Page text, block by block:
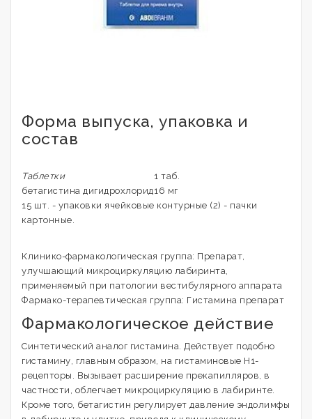
Форма выпуска, упаковка и
состав
Таблетки
1 таб.
бетагистина дигидрохлорид16 мг
15 шт. - упаковки ячейковые контурные (2) - пачки
картонные.
Клинико-фармакологическая группа: Препарат,
улучшающий микроциркуляцию лабиринта,
применяемый при патологии вестибулярного аппарата
Фармако-терапевтическая группа: Гистамина препарат
Фармакологическое действие
Синтетический аналог гистамина. Действует подобно
гистамину, главным образом, на гистаминовые H1-
рецепторы. Вызывает расширение прекапилляров, в
частности, облегчает микроциркуляцию в лабиринте.
Кроме того, бетагистин регулирует давление эндолимфы